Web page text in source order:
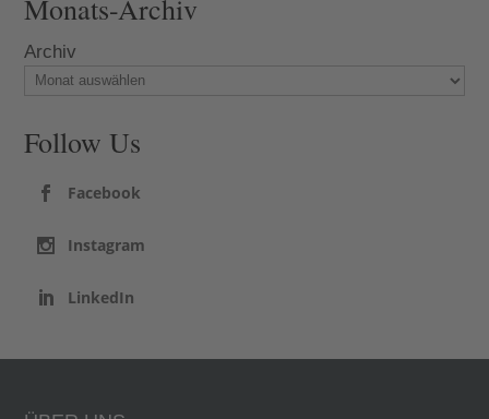
Monats-Archiv
Archiv
Follow Us
Facebook
Instagram
LinkedIn